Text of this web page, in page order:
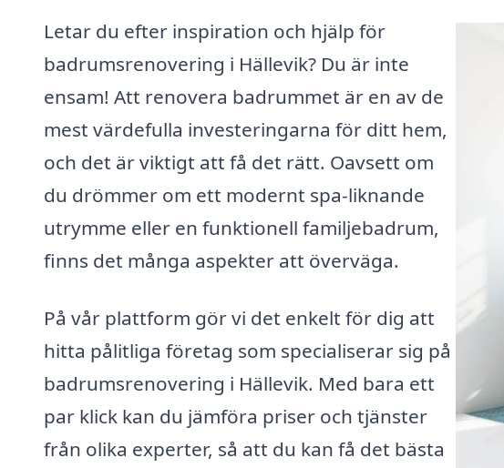
Letar du efter inspiration och hjälp för
badrumsrenovering i Hällevik? Du är inte
ensam! Att renovera badrummet är en av de
mest värdefulla investeringarna för ditt hem,
och det är viktigt att få det rätt. Oavsett om
du drömmer om ett modernt spa-liknande
utrymme eller en funktionell familjebadrum,
finns det många aspekter att överväga.
På vår plattform gör vi det enkelt för dig att
hitta pålitliga företag som specialiserar sig på
badrumsrenovering i Hällevik. Med bara ett
par klick kan du jämföra priser och tjänster
från olika experter, så att du kan få det bästa